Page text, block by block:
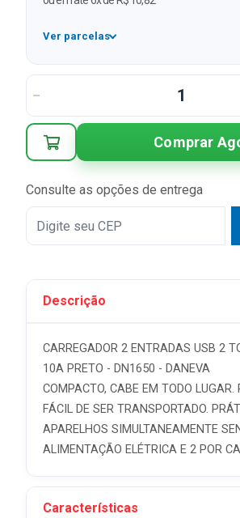
Ver parcelas
1x
3x R$
4x R$
5x
Comprar
Consulte as opções de entrega
Descrição
CARREGADOR 2 ENTRADAS USB 2
10A PRETO - DN1650 - DANEVA
COMPACTO, CABE EM TODO LUGAR.
FÁCIL DE SER TRANSPORTADO.
APARELHOS SIMULTANEAMENTE
ALIMENTAÇÃO ELÉTRICA E 2 POR
Características